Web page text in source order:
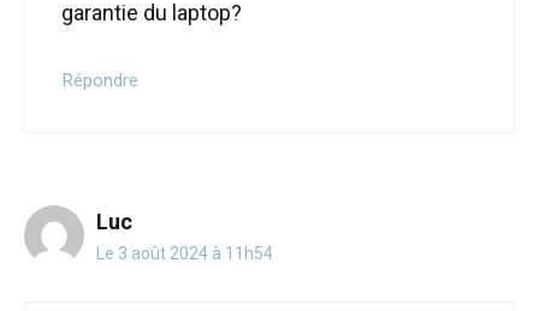
garantie du laptop?
Répondre
Luc
Le 3 août 2024 à 11h54